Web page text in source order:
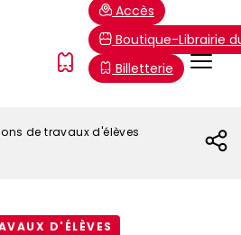
Menu
FR
Accès
Boutique-Librairie
Billetterie
de travaux d'élèves
D'ÉLÈVES